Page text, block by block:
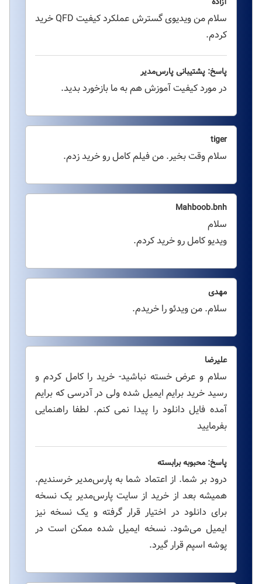
سلام من ویدیوی گسترش عملکرد کیفیت QFD خرید
کردم.
پاسخ: پشتیبانی پارس‌مدیر
در مورد کیفیت آموزش هم به ما بازخورد بدید.
tiger
سلام وقت بخیر. من فیلم کامل رو خرید زدم.
Mahboob.bnh
سلام
ویدیو کامل رو خرید کردم.
مهدی
سلام. من ویدئو را خریدم.
علیرضا
سلام و عرض خسته نباشید- خرید را کامل کردم و
رسید خرید برایم ایمیل شده ولی در آدرسی که برایم
آمده فایل دانلود را پیدا نمی کنم. لطفا راهنمایی
بفرمایید
پاسخ: محبوبه برابسته
درود بر شما. از اعتماد شما به پارس‌مدیر خرسندیم.
همیشه بعد از خرید از سایت پارس‌مدیر یک نسخه
برای دانلود در اختیار قرار گرفته و یک نسخه نیز
ایمیل می‌شود. نسخه ایمیل شده ممکن است در
پوشه اسپم قرار گیرد.